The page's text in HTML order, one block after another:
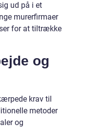
ud på i et
murerfirmaer
for at tiltrække
og
krav til
metoder
og